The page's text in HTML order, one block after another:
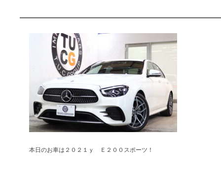
本日のお車は２０２１ｙ Ｅ２００スポーツ！